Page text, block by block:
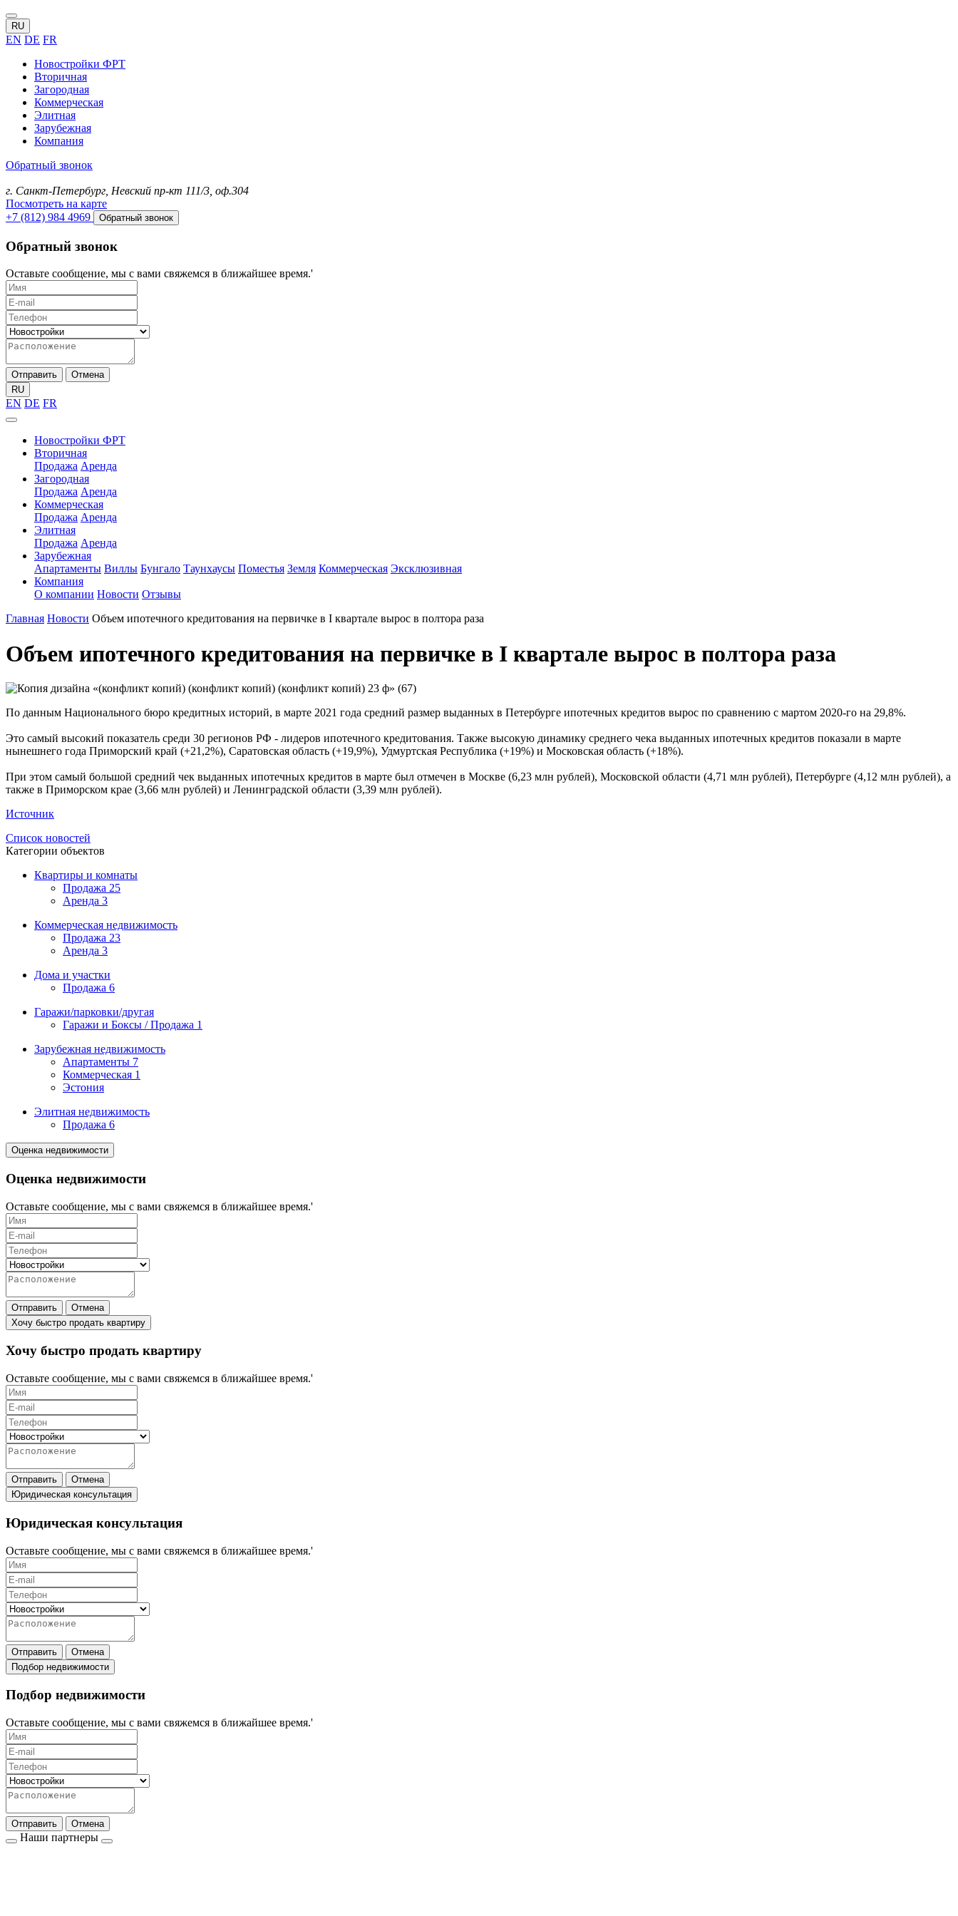
RU
EN DE FR
Новостройки ФРТ
Вторичная
Загородная
Коммерческая
Элитная
Зарубежная
Компания
Обратный звонок
г. Санкт-Петербург, Невский пр-кт 111/3, оф.304
Посмотреть на карте
+7 (812) 984 4969
Обратный звонок
Обратный звонок
Оставьте сообщение, мы с вами свяжемся в ближайшее время.'
Отправить
Отмена
RU
EN DE FR
Новостройки ФРТ
Вторичная
Продажа Аренда
Загородная
Продажа Аренда
Коммерческая
Продажа Аренда
Элитная
Продажа Аренда
Зарубежная
Апартаменты Виллы Бунгало Таунхаусы Поместья Земля Коммерческая Эксклюзивная
Компания
О компании Новости Отзывы
Главная Новости Объем ипотечного кредитования на первичке в I квартале вырос в полтора раза
Объем ипотечного кредитования на первичке в I квартале вырос в полтора раза
По данным Национального бюро кредитных историй, в марте 2021 года средний размер выданных в Петербурге ипотечных кредитов вырос по сравнению с мартом 2020-го на 29,8%.
Это самый высокий показатель среди 30 регионов РФ - лидеров ипотечного кредитования. Также высокую динамику среднего чека выданных ипотечных кредитов показали в марте
нынешнего года Приморский край (+21,2%), Саратовская область (+19,9%), Удмуртская Республика (+19%) и Московская область (+18%).
При этом самый большой средний чек выданных ипотечных кредитов в марте был отмечен в Москве (6,23 млн рублей), Московской области (4,71 млн рублей), Петербурге (4,12 млн рублей), а
также в Приморском крае (3,66 млн рублей) и Ленинградской области (3,39 млн рублей).
Источник
Список новостей
Категории объектов
Квартиры и комнаты
Продажа 25
Аренда 3
Коммерческая недвижимость
Продажа 23
Аренда 3
Дома и участки
Продажа 6
Гаражи/парковки/другая
Гаражи и Боксы / Продажа 1
Зарубежная недвижимость
Апартаменты 7
Коммерческая 1
Эстония
Элитная недвижимость
Продажа 6
Оценка недвижимости
Оценка недвижимости
Оставьте сообщение, мы с вами свяжемся в ближайшее время.'
Отправить
Отмена
Хочу быстро продать квартиру
Хочу быстро продать квартиру
Оставьте сообщение, мы с вами свяжемся в ближайшее время.'
Отправить
Отмена
Юридическая консультация
Юридическая консультация
Оставьте сообщение, мы с вами свяжемся в ближайшее время.'
Отправить
Отмена
Подбор недвижимости
Подбор недвижимости
Оставьте сообщение, мы с вами свяжемся в ближайшее время.'
Отправить Отмена
Наши партнеры